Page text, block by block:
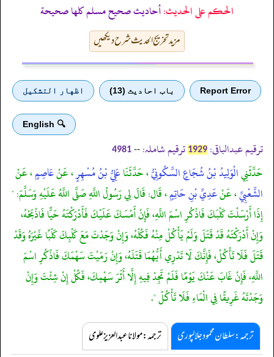
الحكم على الحديث:أحاديث صحيح مسلم كلها صحيحة
مزید تخریج الحدیث شرح دیکھیں
Report Error باب احادیث (13) اظهار التشكيل
🔍 English
ترقیم عبدالباقی: 1929 ترقیم شاملہ: --
4981
حَدَّثَنِيالْوَلِيدُ بْنُ شُجَاعٍ السَّكُونِيُّ، حَدَّثَنَاعَلِيُّ بْنُ مُسْهِرٍ، عَنْعَاصِمٍ، عَنْ
الشَّعْبِيِّ، عَنْعَدِيِّ بْنِ حَاتِمٍ، قَال: قَالَ لِي رَسُولُ اللَّهِ صَلَّى اللَّهُ عَلَيْهِ وَسَلَّمَ: "
إِذَا أَرْسَلْتَ كَلْبَكَ فَاذْكُرِ اسْمَ اللَّهِ، فَإِنْ أَمْسَكَ عَلَيْكَ فَأَدْرَكْتَهُ حَيًّا فَاذْبَحْهُ،
وَإِنْ أَدْرَكْتَهُ قَدْ قَتَلَ وَلَمْ يَأْكُلْ مِنْهُ فَكُلْهُ، وَإِنْ وَجَدْتَ مَعَ كَلْبِكَ كَلْبًا غَيْرَهُ وَقَدْ
قَتَلَ فَلَا تَأْكُلْ، فَإِنَّكَ لَا تَدْرِي أَيُّهُمَا قَتَلَهُ، وَإِنْ رَمَيْتَ سَهْمَكَ فَاذْكُرِ اسْمَ
اللَّهِ، فَإِنْ غَابَ عَنْكَ يَوْمًا فَلَمْ تَجِدْ فِيهِ إِلَّا أَثَرَ سَهْمِكَ، فَكُلْ إِنْ شِئْتَ وَإِنْ
وَجَدْتَهُ غَرِيقًا فِي الْمَاءِ فَلَا تَأْكُلْ ".
ترجمہ:سلطان محمود جلالپوری ترجمہ:مولانا عبدالعزیز علوی